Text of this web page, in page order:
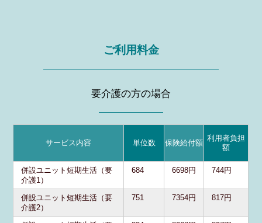
ご利用料金
要介護の方の場合
サービス内容 単位数 保険給付額
利用者負担
額
併設ユニット短期生活（要
介護1）
684 6698円 744円
併設ユニット短期生活（要
介護2）
751 7354円 817円